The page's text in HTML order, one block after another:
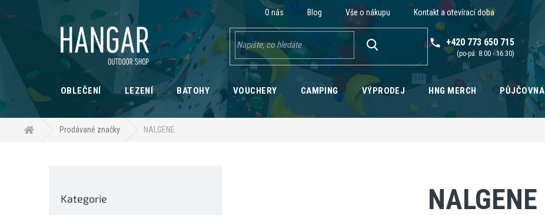
na
O nás Blog Vše o nákupu Kontakt a otevírací doba
+420 773 650 715
OBLEČENÍ LEZENÍ BATOHY VOUCHERY CAMPING VÝPRODEJ HNG MERCH PŮJČOVNA
Domů Prodávané značky NALGENE
kategorie
Kategorie NALGENE